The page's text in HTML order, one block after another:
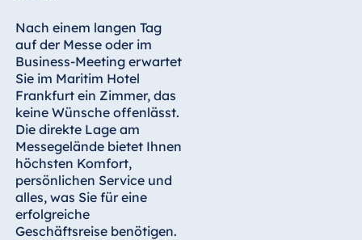
Nach einem langen Tag
auf der Messe oder im
Business-Meeting erwartet
Sie im Maritim Hotel
Frankfurt ein Zimmer, das
keine Wünsche offenlässt.
Die direkte Lage am
Messegelände bietet Ihnen
höchsten Komfort,
persönlichen Service und
alles, was Sie für eine
erfolgreiche
Geschäftsreise benötigen.